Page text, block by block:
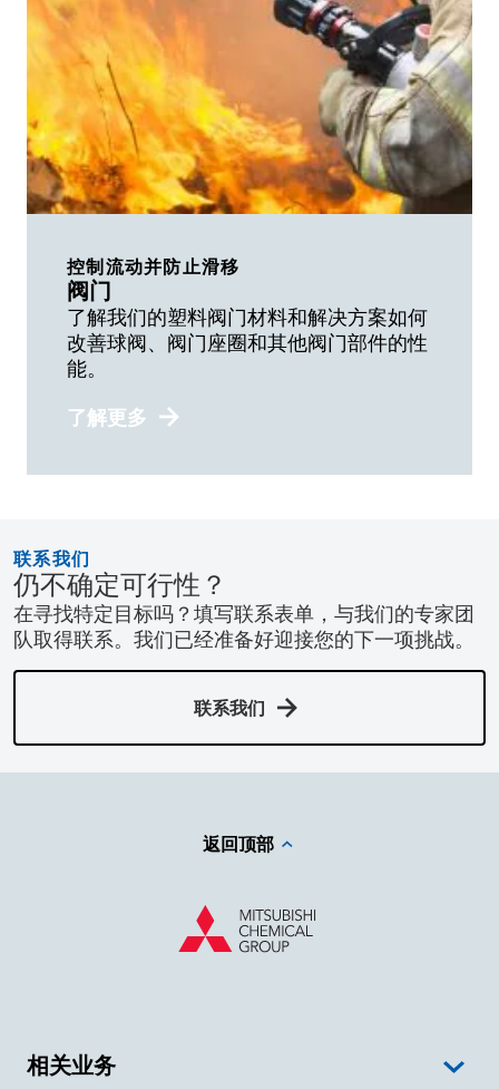
控制流动并防止滑移
阀门
了解我们的塑料阀门材料和解决方案如何
改善球阀、阀门座圈和其他阀门部件的性
能。
了解更多
联系我们
仍不确定可行性？
在寻找特定目标吗？填写联系表单，与我们的专家团
队取得联系。我们已经准备好迎接您的下一项挑战。
联系我们
返回顶部
相关业务